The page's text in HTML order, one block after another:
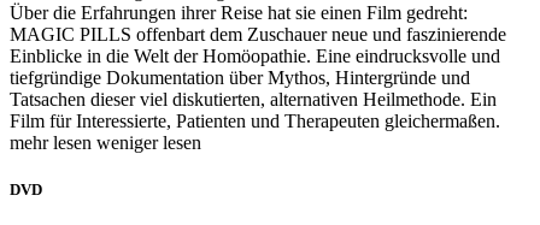
Über die Erfahrungen ihrer Reise hat sie einen Film gedreht:
MAGIC PILLS offenbart dem Zuschauer neue und faszinierende
Einblicke in die Welt der Homöopathie. Eine eindrucksvolle und
tiefgründige Dokumentation über Mythos, Hintergründe und
Tatsachen dieser viel diskutierten, alternativen Heilmethode. Ein
Film für Interessierte, Patienten und Therapeuten gleichermaßen.
mehr lesen weniger lesen
DVD